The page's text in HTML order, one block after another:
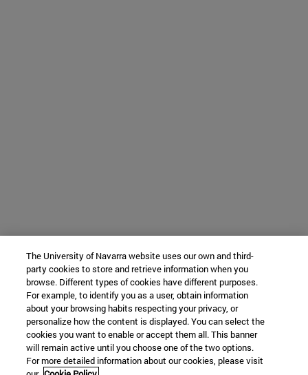
The University of Navarra website uses our own and third-
party cookies to store and retrieve information when you
browse. Different types of cookies have different purposes.
For example, to identify you as a user, obtain information
about your browsing habits respecting your privacy, or
personalize how the content is displayed. You can select the
cookies you want to enable or accept them all. This banner
will remain active until you choose one of the two options.
For more detailed information about our cookies, please visit